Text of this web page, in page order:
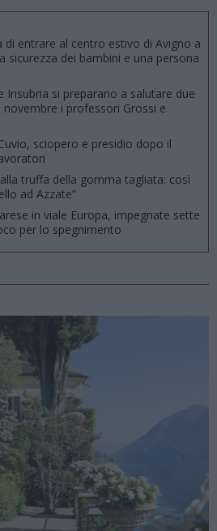
di entrare al centro estivo di Avigno a
sicurezza dei bambini e una persona
Insubria si preparano a salutare due
novembre i professori Grossi e
sciopero e presidio dopo il
truffa della gomma tagliata: così
ad Azzate”
in viale Europa, impegnate sette
per lo spegnimento